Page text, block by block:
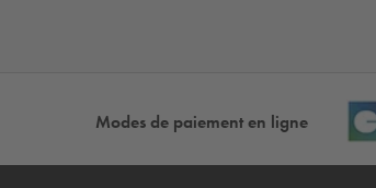
Modes de paiement en ligne